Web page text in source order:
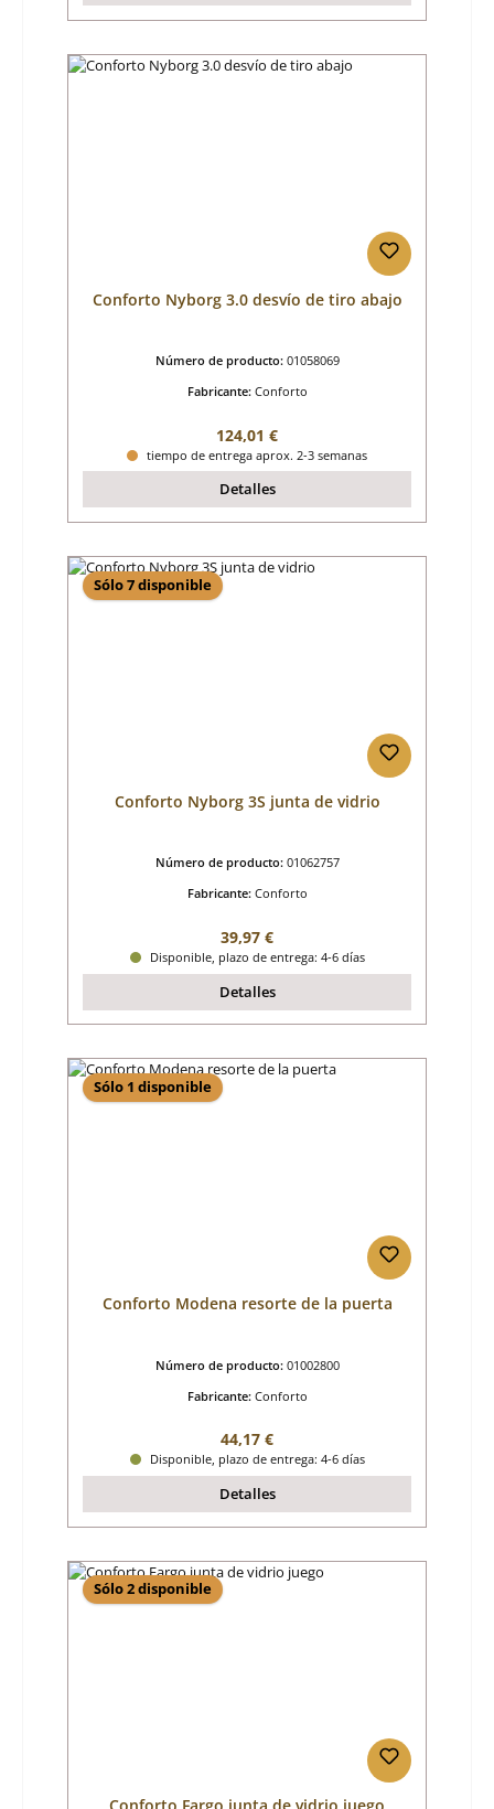
Conforto Nyborg 3.0 desvío de tiro abajo
Número de producto: 01058069
Fabricante: Conforto
Precio normal:
124,01 €
tiempo de entrega aprox. 2-3 semanas
Detalles
Sólo 7 disponible
Conforto Nyborg 3S junta de vidrio
Número de producto: 01062757
Fabricante: Conforto
Precio normal:
39,97 €
Disponible, plazo de entrega: 4-6 días
Detalles
Sólo 1 disponible
Conforto Modena resorte de la puerta
Número de producto: 01002800
Fabricante: Conforto
Precio normal:
44,17 €
Disponible, plazo de entrega: 4-6 días
Detalles
Sólo 2 disponible